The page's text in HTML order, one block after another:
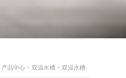
产品中心 > 双温水槽 > 双温水槽